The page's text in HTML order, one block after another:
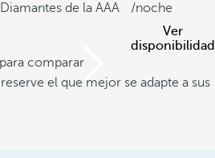
de la AAA
/noche
Ver
disponibilidad
comparar
el que mejor se adapte a sus